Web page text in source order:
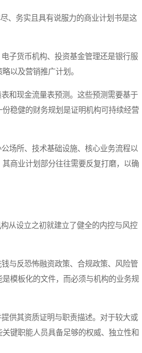
、务实且具有说服力的商业计划书是这
子货币机构、投资基金管理还是银行服
以及营销推广计划。
和现金流量表预测。这些预测需要基于
稳健的财务规划是证明机构可持续经营
场所、技术基础设施、核心业务流程以
商业计划部分往往需要反复打磨，以确
从设立之初就建立了健全的内控与风控
与反恐怖融资政策、合规政策、风险管
模板化的文件，而必须与机构的业务规
供其资质证明与职责描述。对于较大或
键职能人员具备足够的权威、独立性和